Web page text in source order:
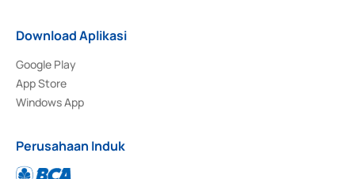
Download Aplikasi
Google Play
App Store
Windows App
Perusahaan Induk